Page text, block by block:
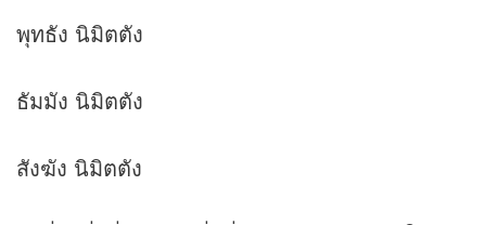
พุทธัง นิมิตตัง
ธัมมัง นิมิตตัง
สังฆัง นิมิตตัง